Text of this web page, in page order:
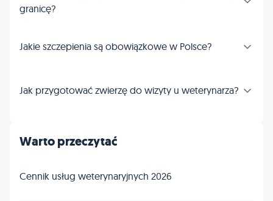
granicę?
Jakie szczepienia są obowiązkowe w Polsce?
Jak przygotować zwierzę do wizyty u weterynarza?
Warto przeczytać
Cennik usług weterynaryjnych 2026